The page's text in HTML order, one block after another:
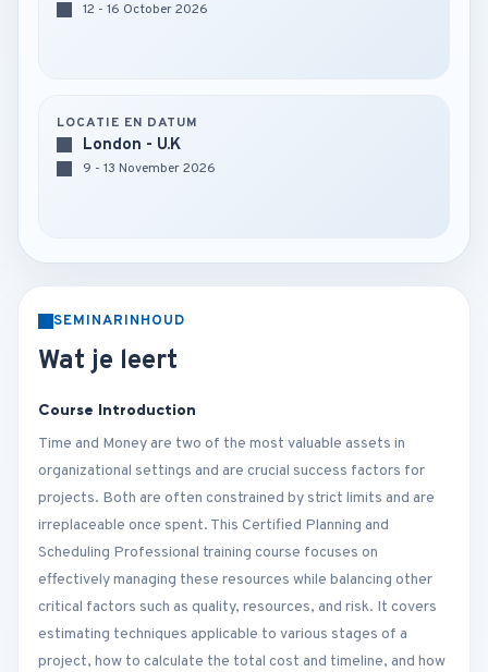
12 - 16 October 2026
LOCATIE EN DATUM
London - U.K
9 - 13 November 2026
SEMINARINHOUD
Wat je leert
Course Introduction
Time and Money are two of the most valuable assets in
organizational settings and are crucial success factors for
projects. Both are often constrained by strict limits and are
irreplaceable once spent. This Certified Planning and
Scheduling Professional training course focuses on
effectively managing these resources while balancing other
critical factors such as quality, resources, and risk. It covers
estimating techniques applicable to various stages of a
project, how to calculate the total cost and timeline, and how